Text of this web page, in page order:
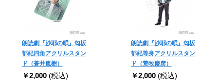
朗読劇『沙耶の唄』匂坂
郁紀四角アクリルスタン
ド（蒼井嵐樹）
￥2,000 (税込)
朗読劇『沙耶の唄』匂坂
郁紀等身アクリルスタン
ド（荒牧慶彦）
￥2,000 (税込)